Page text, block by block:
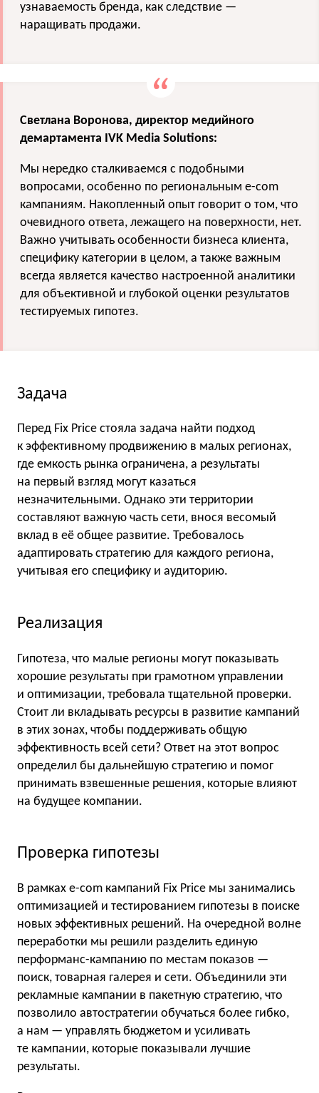
узнаваемость бренда, как следствие —
наращивать продажи.
Светлана Воронова, директор медийного
демартамента IVK Media Solutions:
Мы нередко сталкиваемся с подобными
вопросами, особенно по региональным e-com
кампаниям. Накопленный опыт говорит о том, что
очевидного ответа, лежащего на поверхности, нет.
Важно учитывать особенности бизнеса клиента,
специфику категории в целом, а также важным
всегда является качество настроенной аналитики
для объективной и глубокой оценки результатов
тестируемых гипотез.
Задача
Перед Fix Price стояла задача найти подход
к эффективному продвижению в малых регионах,
где емкость рынка ограничена, а результаты
на первый взгляд могут казаться
незначительными. Однако эти территории
составляют важную часть сети, внося весомый
вклад в её общее развитие. Требовалось
адаптировать стратегию для каждого региона,
учитывая его специфику и аудиторию.
Реализация
Гипотеза, что малые регионы могут показывать
хорошие результаты при грамотном управлении
и оптимизации, требовала тщательной проверки.
Стоит ли вкладывать ресурсы в развитие кампаний
в этих зонах, чтобы поддерживать общую
эффективность всей сети? Ответ на этот вопрос
определил бы дальнейшую стратегию и помог
принимать взвешенные решения, которые влияют
на будущее компании.
Проверка гипотезы
В рамках e-com кампаний Fix Price мы занимались
оптимизацией и тестированием гипотезы в поиске
новых эффективных решений. На очередной волне
переработки мы решили разделить единую
перформанс-кампанию по местам показов —
поиск, товарная галерея и сети. Объединили эти
рекламные кампании в пакетную стратегию, что
позволило автостратегии обучаться более гибко,
а нам — управлять бюджетом и усиливать
те кампании, которые показывали лучшие
результаты.